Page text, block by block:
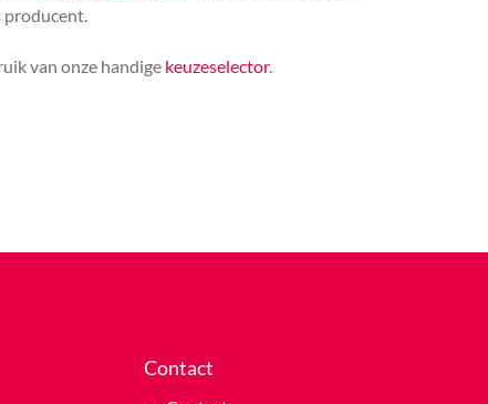
producent.
van onze handige keuzeselector.
Contact